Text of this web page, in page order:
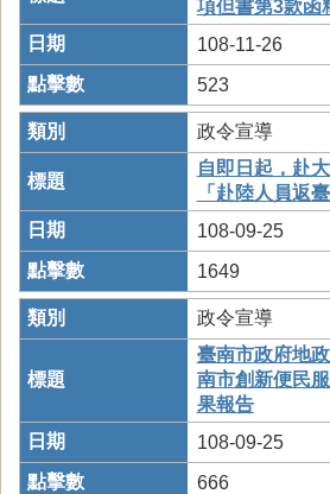
項但書第3款函
108-11-26
523
政令宣導
自即日起，赴
「赴陸人員返
108-09-25
1649
政令宣導
臺南市政府地
南市創新便民
果報告
108-09-25
666